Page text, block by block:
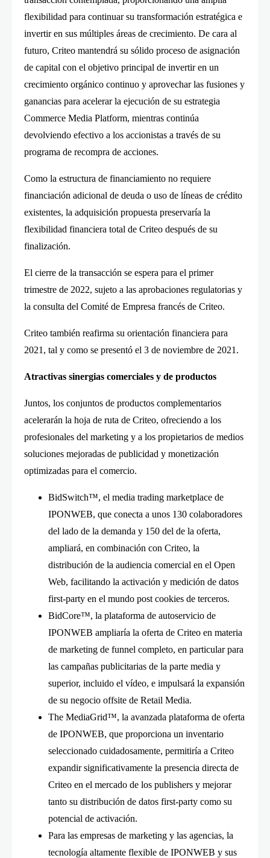
flexibilidad para continuar su transformación estratégica e
invertir en sus múltiples áreas de crecimiento. De cara al
futuro, Criteo mantendrá su sólido proceso de asignación
de capital con el objetivo principal de invertir en un
crecimiento orgánico continuo y aprovechar las fusiones y
ganancias para acelerar la ejecución de su estrategia
Commerce Media Platform, mientras continúa
devolviendo efectivo a los accionistas a través de su
programa de recompra de acciones.
Como la estructura de financiamiento no requiere
financiación adicional de deuda o uso de líneas de crédito
existentes, la adquisición propuesta preservaría la
flexibilidad financiera total de Criteo después de su
finalización.
El cierre de la transacción se espera para el primer
trimestre de 2022, sujeto a las aprobaciones regulatorias y
la consulta del Comité de Empresa francés de Criteo.
Criteo también reafirma su orientación financiera para
2021, tal y como se presentó el 3 de noviembre de 2021.
Atractivas sinergias comerciales y de productos
Juntos, los conjuntos de productos complementarios
acelerarán la hoja de ruta de Criteo, ofreciendo a los
profesionales del marketing y a los propietarios de medios
soluciones mejoradas de publicidad y monetización
optimizadas para el comercio.
BidSwitch™, el media trading marketplace de
IPONWEB, que conecta a unos 130 colaboradores
del lado de la demanda y 150 del de la oferta,
ampliará, en combinación con Criteo, la
distribución de la audiencia comercial en el Open
Web, facilitando la activación y medición de datos
first-party en el mundo post cookies de terceros.
BidCore™, la plataforma de autoservicio de
IPONWEB ampliaría la oferta de Criteo en materia
de marketing de funnel completo, en particular para
las campañas publicitarias de la parte media y
superior, incluido el vídeo, e impulsará la expansión
de su negocio offsite de Retail Media.
The MediaGrid™, la avanzada plataforma de oferta
de IPONWEB, que proporciona un inventario
seleccionado cuidadosamente, permitiría a Criteo
expandir significativamente la presencia directa de
Criteo en el mercado de los publishers y mejorar
tanto su distribución de datos first-party como su
potencial de activación.
Para las empresas de marketing y las agencias, la
tecnología altamente flexible de IPONWEB y sus